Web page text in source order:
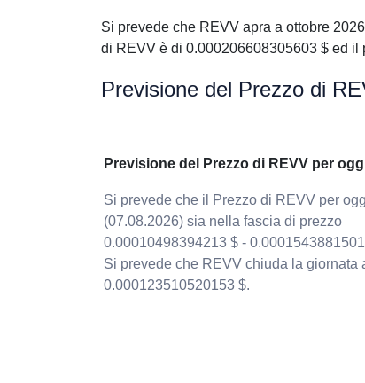
Si prevede che REVV apra a ottobre
di REVV è di 0.000206608305603 $ ed
Previsione del Prezzo di
Previsione del Prezzo di REVV per
Si prevede che il Prezzo di REVV per
(07.08.2026) sia nella fascia di prezzo
0.00010498394213 $ -
Si prevede che REVV chiuda la giornata
0.000123510520153 $.